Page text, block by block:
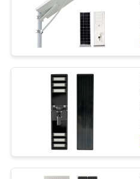
SITEMAP
PRIVACY
POLICY